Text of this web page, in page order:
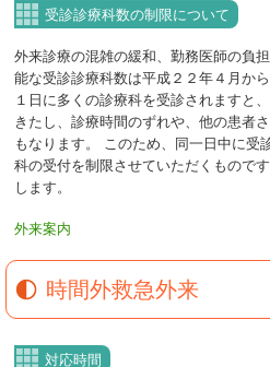
受診診療科数の制限について
外来診療の混雑の緩和、勤務医師の負
能な受診診療科数は平成２２年４月か
１日に多くの診療科を受診されますと
きたし、診療時間のずれや、他の患者
もなります。 このため、同一日中に受
科の受付を制限させていただくもので
します。
外来案内
時間外救急外来
対応時間